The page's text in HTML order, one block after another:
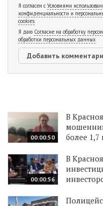
Я согласен с Условиями
конфиденциальности и
cookies
Я даю Согласие на обработку
обработки персональных данных
00:00:50
В
более
00:00:56
В